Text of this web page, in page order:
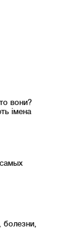
вони?
імена
болезни,